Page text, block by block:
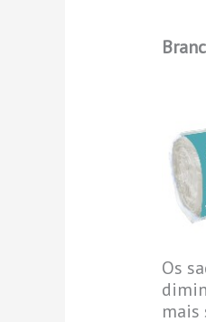
Os
mais